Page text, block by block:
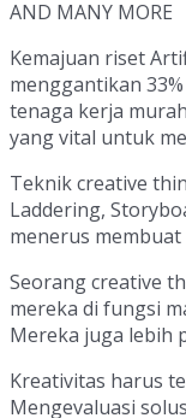
AND MANY MORE
Kemajuan riset
menggantikan
tenaga kerja
yang vital untuk
Teknik creative
Laddering,
menerus
Seorang creative
mereka di fungsi
Mereka juga lebih
Kreativitas harus
Mengevaluasi